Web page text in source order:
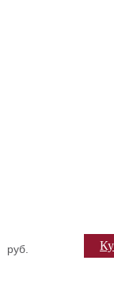
руб.